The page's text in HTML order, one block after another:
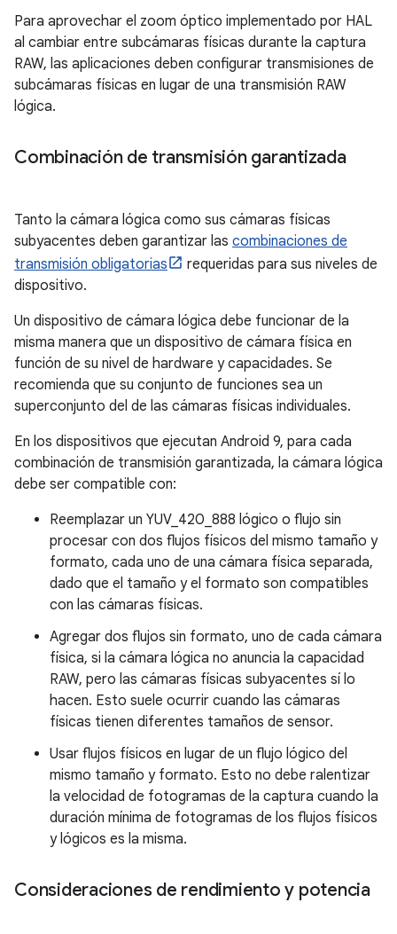
Para aprovechar el zoom óptico implementado por HAL
al cambiar entre subcámaras físicas durante la captura
RAW, las aplicaciones deben configurar transmisiones de
subcámaras físicas en lugar de una transmisión RAW
lógica.
Combinación de transmisión garantizada
Tanto la cámara lógica como sus cámaras físicas
subyacentes deben garantizar las combinaciones de
transmisión obligatorias
requeridas para sus niveles de
dispositivo.
Un dispositivo de cámara lógica debe funcionar de la
misma manera que un dispositivo de cámara física en
función de su nivel de hardware y capacidades. Se
recomienda que su conjunto de funciones sea un
superconjunto del de las cámaras físicas individuales.
En los dispositivos que ejecutan Android 9, para cada
combinación de transmisión garantizada, la cámara lógica
debe ser compatible con:
Reemplazar un YUV_420_888 lógico o flujo sin
procesar con dos flujos físicos del mismo tamaño y
formato, cada uno de una cámara física separada,
dado que el tamaño y el formato son compatibles
con las cámaras físicas.
Agregar dos flujos sin formato, uno de cada cámara
física, si la cámara lógica no anuncia la capacidad
RAW, pero las cámaras físicas subyacentes sí lo
hacen. Esto suele ocurrir cuando las cámaras
físicas tienen diferentes tamaños de sensor.
Usar flujos físicos en lugar de un flujo lógico del
mismo tamaño y formato. Esto no debe ralentizar
la velocidad de fotogramas de la captura cuando la
duración mínima de fotogramas de los flujos físicos
y lógicos es la misma.
Consideraciones de rendimiento y potencia